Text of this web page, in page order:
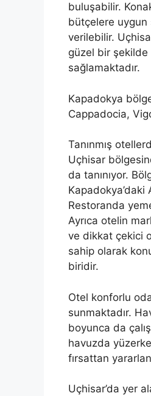
buluşabilir.
bütçelere uygun
verilebilir.
güzel bir şekilde
sağlamaktadır.
Kapadokya
Cappadocia,
Tanınmış
Uçhisar
da tanınıyor.
Restoranda
Ayrıca otelin
ve dikkat çekici
sahip olarak
biridir.
Otel konforlu
sunmaktadır.
boyunca da
havuzda
fırsattan
Uçhisar’da yer